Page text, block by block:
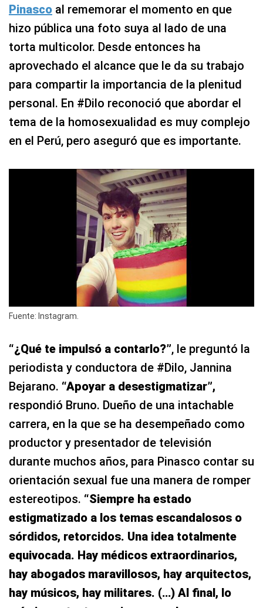
Pinasco al rememorar el momento en que
hizo pública una foto suya al lado de una
torta multicolor. Desde entonces ha
aprovechado el alcance que le da su trabajo
para compartir la importancia de la plenitud
personal. En #Dilo reconoció que abordar el
tema de la homosexualidad es muy complejo
en el Perú, pero aseguró que es importante.
Fuente: Instagram.
“¿Qué te impulsó a contarlo?”, le preguntó la
periodista y conductora de #Dilo, Jannina
Bejarano. “Apoyar a desestigmatizar”,
respondió Bruno. Dueño de una intachable
carrera, en la que se ha desempeñado como
productor y presentador de televisión
durante muchos años, para Pinasco contar su
orientación sexual fue una manera de romper
estereotipos. “Siempre ha estado
estigmatizado a los temas escandalosos o
sórdidos, retorcidos. Una idea totalmente
equivocada. Hay médicos extraordinarios,
hay abogados maravillosos, hay arquitectos,
hay músicos, hay militares. (…) Al final, lo